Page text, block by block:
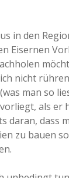
in den
Eisernen
nicht
man so
als er
daran, dass
zu bauen